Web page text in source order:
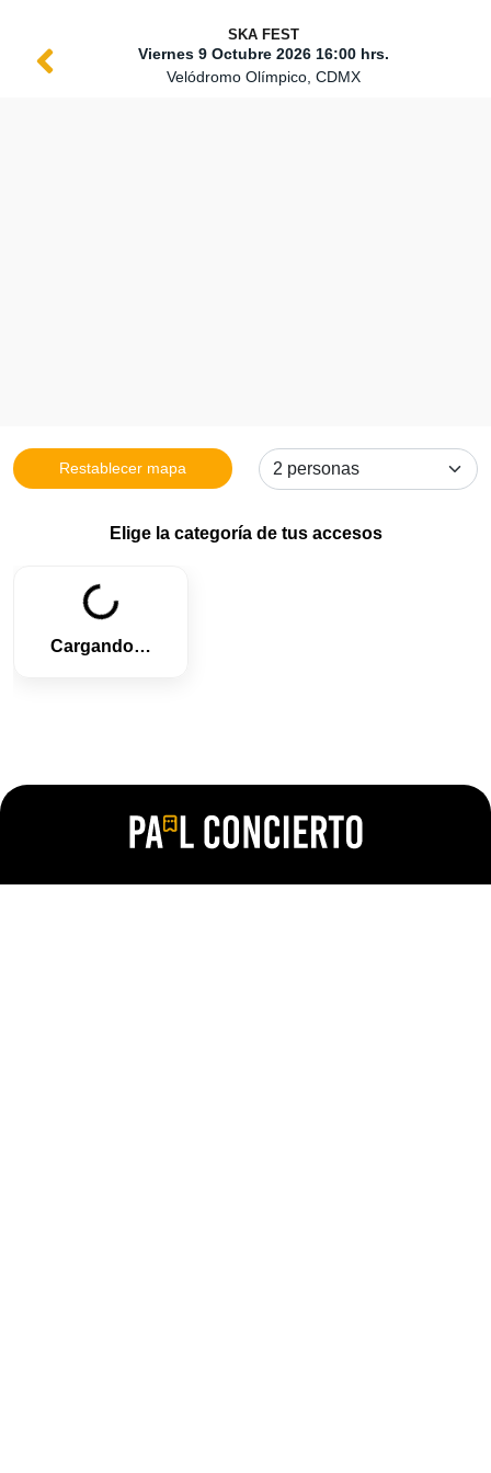
SKA FEST
Viernes 9 Octubre 2026 16:00 hrs.
Velódromo Olímpico, CDMX
Restablecer mapa
Elige la categoría de tus accesos
Cargando…